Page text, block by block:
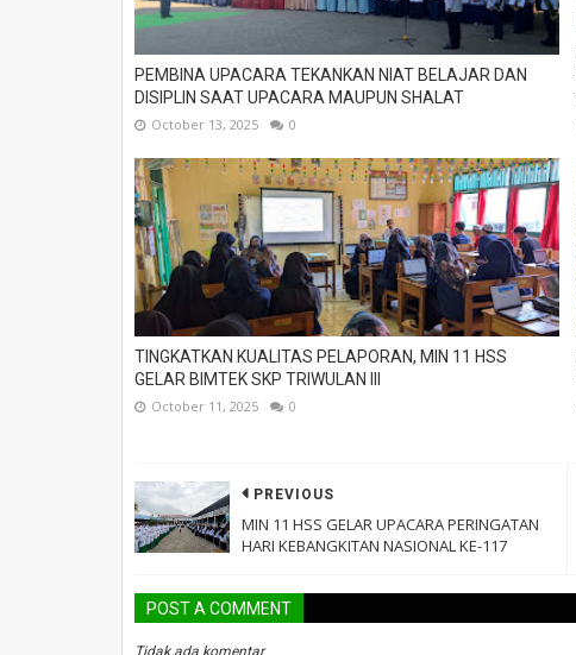
PEMBINA UPACARA TEKANKAN NIAT BELAJAR DAN
DISIPLIN SAAT UPACARA MAUPUN SHALAT
October 13, 2025 0
TINGKATKAN KUALITAS PELAPORAN, MIN 11 HSS
GELAR BIMTEK SKP TRIWULAN III
October 11, 2025 0
PREVIOUS
MIN 11 HSS GELAR UPACARA PERINGATAN
HARI KEBANGKITAN NASIONAL KE-117
POST A COMMENT
Tidak ada komentar